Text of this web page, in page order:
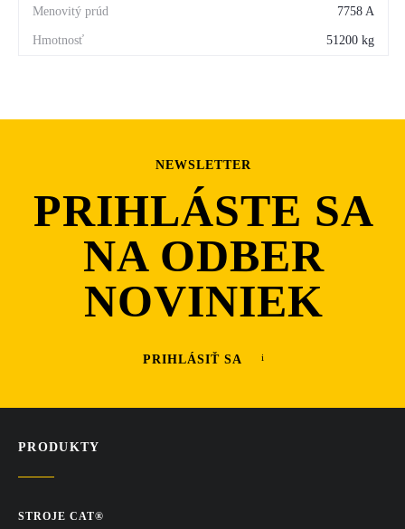
7758 A
51200 kg
NEWSLETTER
PRIHLÁSTE SA
NA ODBER
NOVINIEK
PRIHLÁSIŤ SA
PRODUKTY
STROJE CAT®